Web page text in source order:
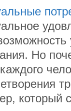
Но
который